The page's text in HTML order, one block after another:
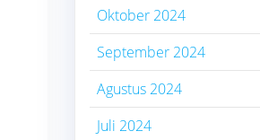
Oktober 2024
September 2024
Agustus 2024
Juli 2024